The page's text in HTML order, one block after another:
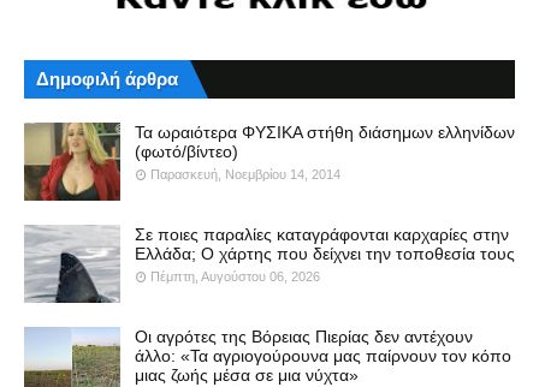
Δημοφιλή άρθρα
Τα ωραιότερα ΦΥΣΙΚΑ στήθη διάσημων ελληνίδων
(φωτό/βίντεο)
Παρασκευή, Νοεμβρίου 14, 2014
Σε ποιες παραλίες καταγράφονται καρχαρίες στην
Ελλάδα; Ο χάρτης που δείχνει την τοποθεσία τους
Πέμπτη, Αυγούστου 06, 2026
Οι αγρότες της Βόρειας Πιερίας δεν αντέχουν
άλλο: «Τα αγριογούρουνα μας παίρνουν τον κόπο
μιας ζωής μέσα σε μια νύχτα»